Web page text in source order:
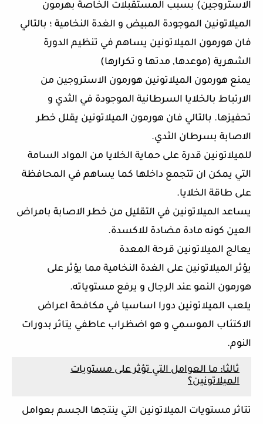
الاستروجين) بسبب المستقبلات الخاصة بهرمون
الميلاتونين الموجودة المبيض و الغدة النخامية ؛ بالتالي
فان هورمون الميلاتونين يساهم في تنظيم الدورة
الشهرية (موعدها, مدتها و تكرارها)
يمنع هورمون الميلاتونين هورمون الاستروجين من
الارتباط بالخلايا السرطانية الموجودة في الثدي و
تحفيزها. بالتالي فان هورمون الميلاتونين يقلل خطر
الاصابة بسرطان الثدي.
للميلاتونين قدرة على حماية الخلايا من المواد السامة
التي يمكن ان تتجمع داخلها كما يساهم في المحافظة
على طاقة الخلايا.
يساعد الميلاتونين في التقليل من خطر الاصابة بامراض
العين كونه مادة مضادة للاكسدة.
يعالج الميلاتونين قرحة المعدة
يؤثر الميلاتونين على الغدة النخامية مما يؤثر على
هورمون النمو عند الرجال و يرفع مستوياته.
يلعب الميلاتونين دورا اساسيا في مكافحة اعراض
الاكتئاب الموسمي و هو اضظراب عاطفي يتاثر بدورات
النوم.
ثالثا: ما العوامل التي تؤثر على مستويات
الميلاتونين؟
تتاثر مستويات الميلاتونين التي ينتجها الجسم بعوامل